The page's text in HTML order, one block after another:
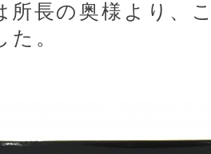
所長の奥様より、
た。